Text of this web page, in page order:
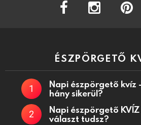
ÉSZPÖRGETŐ
Napi észpörgető kvíz
hány sikerül?
Napi észpörgető KVÍZ
választ tudsz?